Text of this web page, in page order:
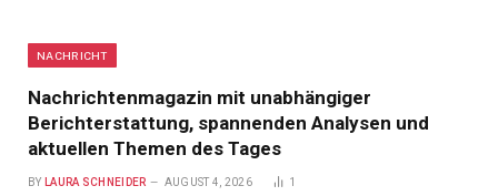
NACHRICHT
Nachrichtenmagazin mit unabhängiger
Berichterstattung, spannenden Analysen und
aktuellen Themen des Tages
BY LAURA SCHNEIDER AUGUST 4, 2026 1